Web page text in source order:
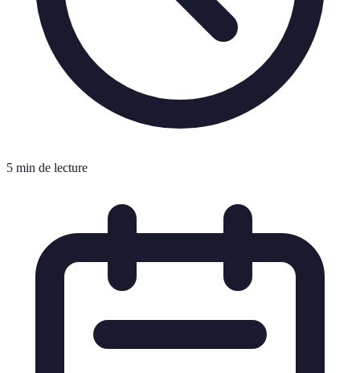
5 min de lecture